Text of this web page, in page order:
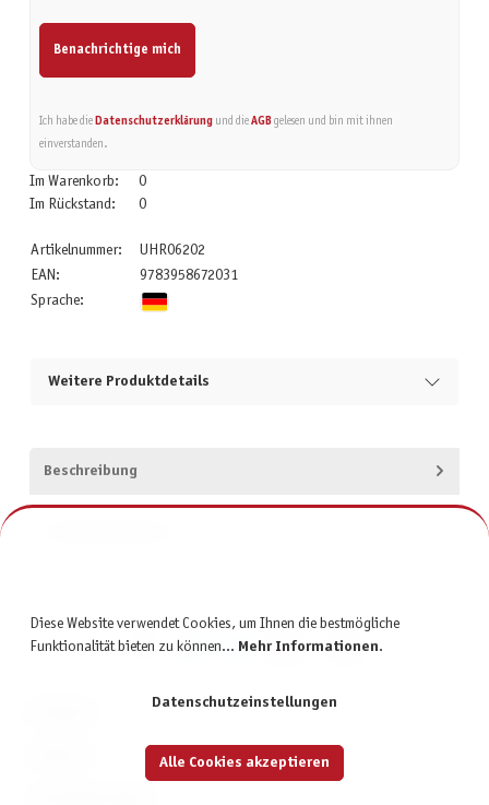
Benachrichtige mich
Ich habe die Datenschutzerklärungund die AGBgelesen und bin mit ihnen
einverstanden.
Im Warenkorb:
0
Im Rückstand:
0
Artikelnummer:
UHR06202
EAN:
9783958672031
Sprache:
Weitere Produktdetails
Beschreibung
Diese Website verwendet Cookies, um Ihnen die bestmögliche
Funktionalität bieten zu können... Mehr Informationen.
Datenschutzeinstellungen
Alle Cookies akzeptieren